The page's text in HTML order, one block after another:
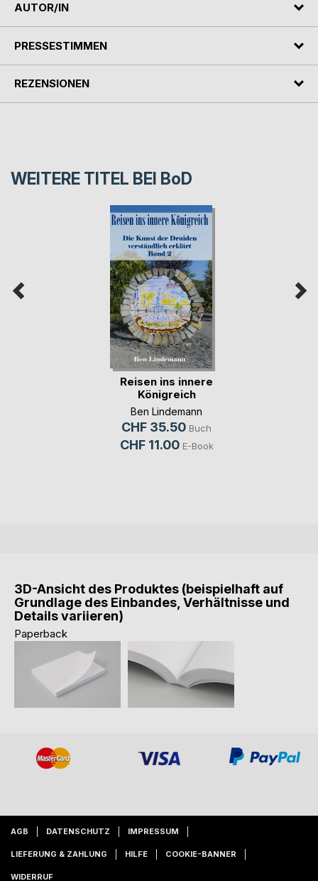
AUTOR/IN
PRESSESTIMMEN
REZENSIONEN
WEITERE TITEL BEI BoD
Reisen ins innere
Königreich
Ben Lindemann
CHF 35.50 Buch
CHF 11.00 E-Book
3D-Ansicht des Produktes (beispielhaft auf
Grundlage des Einbandes, Verhältnisse und
Details variieren)
Paperback
AGB DATENSCHUTZ IMPRESSUM
LIEFERUNG & ZAHLUNG HILFE COOKIE-BANNER
WIDERRUF